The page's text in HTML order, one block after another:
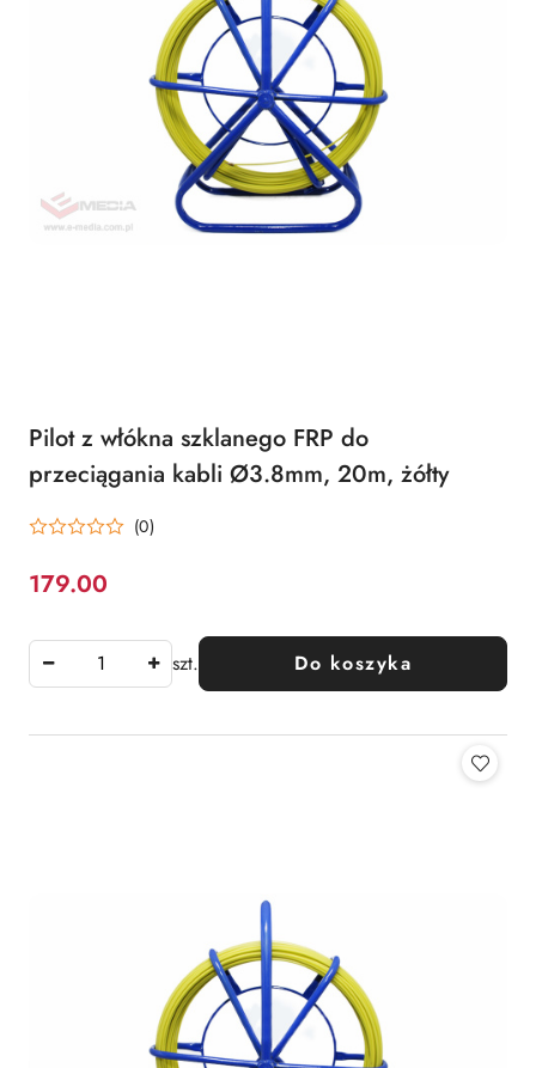
Pilot z włókna szklanego FRP do
przeciągania kabli Ø3.8mm, 20m, żółty
(0)
Cena:
179.00
szt. Do koszyka